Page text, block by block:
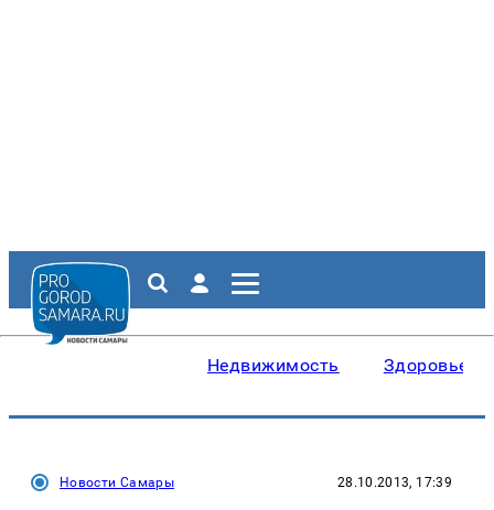
Недвижимость Здоровье
Новости Самары 28.10.2013, 17:39